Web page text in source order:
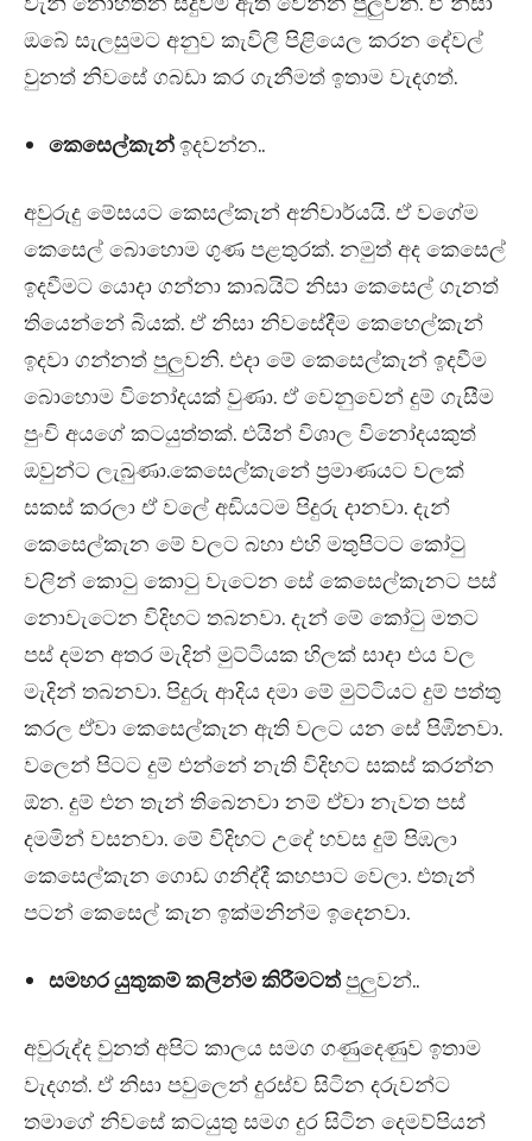
ඔබේ සැලසුමට අනුව කැවිලි පිළියෙල කරන දේවල්
වුනත් නිවසේ ගබඩා කර ගැනීමත් ඉතාම වැදගත්.
කෙසෙල්කැන්ඉදවන්න..
අවුරුදු මේසයට කෙසල්කැන් අනිවාර්යයි. ඒ වගේම
කෙසෙල් බොහොම ගුණ පළතුරක්. නමුත් අද කෙසෙල්
ඉදවීමට යොදා ගන්නා කාබයිට් නිසා කෙසෙල් ගැනත්
තියෙන්නේ බියක්. ඒ නිසා නිවසේදීම කෙහෙල්කැන්
ඉදවා ගන්නත් පුලුවනි. එදා මේ කෙසෙල්කැන් ඉදවීම
බොහොම විනෝදයක් වුණා. ඒ වෙනුවෙන් දුම් ගැසීම
පුංචි අයගේ කටයුත්තක්. එයින් විශාල විනෝදයකුත්
ඔවුන්ට ලැබුණා.කෙසෙල්කැනේ ප්‍රමාණයට වලක්
සකස් කරලා ඒ වලේ අඩියටම පිදුරු දානවා. දැන්
කෙසෙල්කැන මේ වලට බහා එහි මතුපිටට කෝටු
වලින් කොටු කොටු වැටෙන සේ කෙසෙල්කැනට පස්
නොවැටෙන විදිහට තබනවා. දැන් මේ කෝටු මතට
පස් දමන අතර මැදින් මුට්ටියක හිලක් සාදා එය වල
මැදින් තබනවා. පිදුරු ආදිය දමා මේ මුට්ටියට දුම් පත්තු
කරල ඒවා කෙසෙල්කැන ඇති වලට යන සේ පිඹිනවා.
වලෙන් පිටට දුම් එන්නේ නැති විදිහට සකස් කරන්න
ඕන. දුම් එන තැන් තිබෙනවා නම් ඒවා නැවත පස්
දමමින් වසනවා. මේ විදිහට උදේ හවස දුම් පිඹලා
කෙසෙල්කැන ගොඩ ගනිද්දී කහපාට වෙලා. එතැන්
පටන් කෙසෙල් කැන ඉක්මනින්ම ඉදෙනවා.
සමහර යුතුකම් කලින්ම කිරීමටත්පුලුවන්..
අවුරුද්ද වුනත් අපිට කාලය සමග ගණුදෙණුව ඉතාම
වැදගත්. ඒ නිසා පවුලෙන් දුරස්ව සිටින දරුවන්ට
තමාගේ නිවසේ කටයුතු සමග දුර සිටින දෙමව්පියන්